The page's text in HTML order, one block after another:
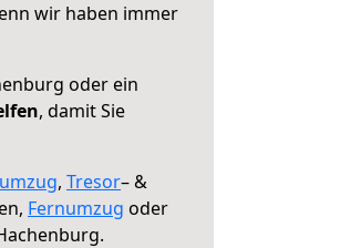
wir haben immer
oder ein
, damit Sie
, Tresor– &
Fernumzug oder